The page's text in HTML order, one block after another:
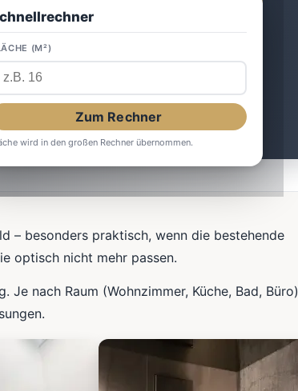
(M²)
Zum Rechner
wird in den großen Rechner übernommen.
in Witten
– besonders praktisch, wenn die bestehende
optisch nicht mehr passen.
Je nach Raum (Wohnzimmer, Küche, Bad, Büro)